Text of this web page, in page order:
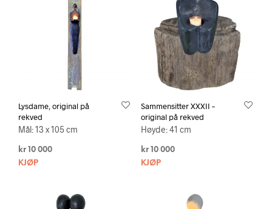
Lysdame, original på
rekved
Mål: 13 x 105 cm
kr 10 000
KJØP
Sammensitter XXXII –
original på rekved
Høyde: 41 cm
kr10 000
KJØP